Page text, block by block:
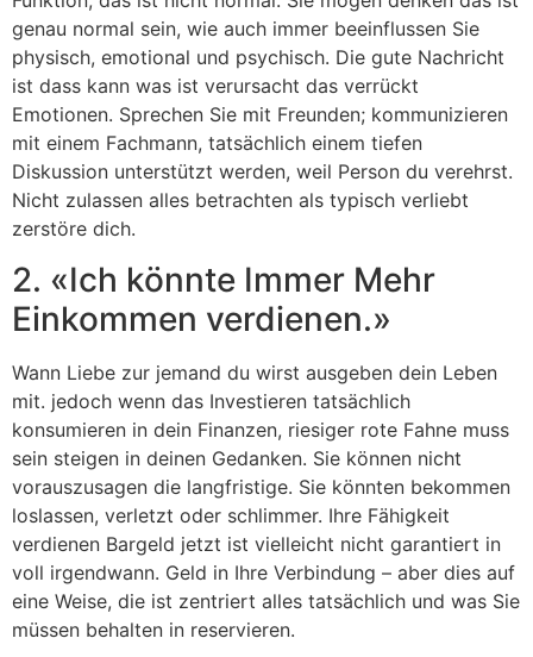
genau normal sein, wie auch immer beeinflussen Sie
physisch, emotional und psychisch. Die gute Nachricht
ist dass kann was ist verursacht das verrückt
Emotionen. Sprechen Sie mit Freunden; kommunizieren
mit einem Fachmann, tatsächlich einem tiefen
Diskussion unterstützt werden, weil Person du verehrst.
Nicht zulassen alles betrachten als typisch verliebt
zerstöre dich.
2. «Ich könnte Immer Mehr
Einkommen verdienen.»
Wann Liebe zur jemand du wirst ausgeben dein Leben
mit. jedoch wenn das Investieren tatsächlich
konsumieren in dein Finanzen, riesiger rote Fahne muss
sein steigen in deinen Gedanken. Sie können nicht
vorauszusagen die langfristige. Sie könnten bekommen
loslassen, verletzt oder schlimmer. Ihre Fähigkeit
verdienen Bargeld jetzt ist vielleicht nicht garantiert in
voll irgendwann. Geld in Ihre Verbindung – aber dies auf
eine Weise, die ist zentriert alles tatsächlich und was Sie
müssen behalten in reservieren.